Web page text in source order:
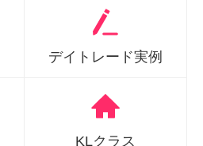
デイトレード実例
KLクラス